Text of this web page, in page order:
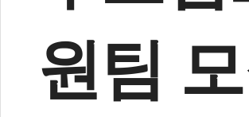
원팀